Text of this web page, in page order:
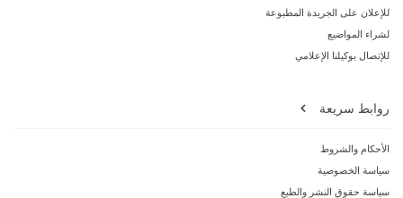
للإعلان على الجريدة المطبوعة
لشراء المواضيع
للإتصال بوكيلنا الإعلامي
روابط سريعة
الأحكام والشروط
سياسة الخصوصية
سياسة حقوق النشر والطبع